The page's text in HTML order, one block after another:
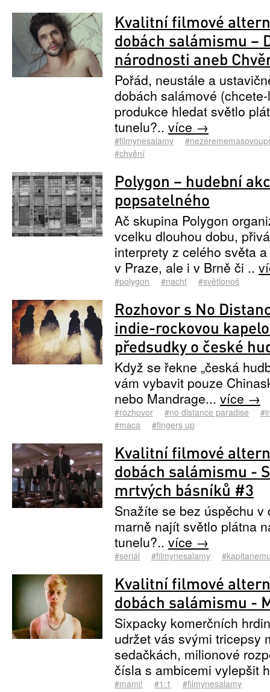
Kvalitní filmové
dobách salámismu –
národnosti aneb
Pořád, neustále a
dobách salámové
produkce hledat světlo
tunelu?.. více →
#filmynesalamy
#chvění
Polygon – hudební
popsatelného
Ač skupina Polygon
vcelku dlouhou dobu,
interprety z celého světa
v Praze, ale i v Brně či ..
#polygon #nacht #světlonoš
Rozhovor s No
indie-rockovou
předsudky o české
Když se řekne „česká
vám vybavit pouze
nebo Mandrage... více →
#rozhovor #no distance paradise
#maca
#fingers up
Kvalitní filmové
dobách salámismu -
mrtvých básníků #3
Snažíte se bez úspěchu v
marně najít světlo plátna
tunelu?.. více →
#seriál #filmynesalamy
Kvalitní filmové
dobách salámismu -
Sixpacky komerčních
udržet vás svými tricepsy
sedačkách, milionové
čísla s ambicemi vylepšit
#mami! #1:1 #filmynesalamy